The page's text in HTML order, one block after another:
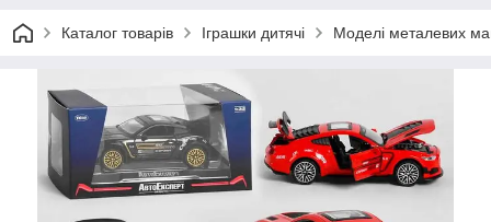
Каталог товарів Іграшки дитячі Моделі металевих